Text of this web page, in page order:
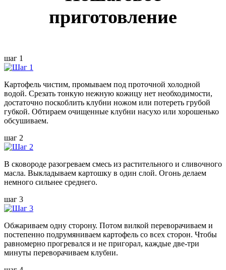
приготовление
шаг 1
Картофель чистим, промываем под проточной холодной
водой. Срезать тонкую нежную кожицу нет необходимости,
достаточно поскоблить клубни ножом или потереть грубой
губкой. Обтираем очищенные клубни насухо или хорошенько
обсушиваем.
шаг 2
В сковороде разогреваем смесь из растительного и сливочного
масла. Выкладываем картошку в один слой. Огонь делаем
немного сильнее среднего.
шаг 3
Обжариваем одну сторону. Потом вилкой переворачиваем и
постепенно подрумяниваем картофель со всех сторон. Чтобы
равномерно прогревался и не пригорал, каждые две-три
минуты переворачиваем клубни.